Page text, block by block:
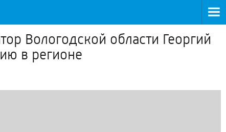
Вологодской области Георгий
в регионе